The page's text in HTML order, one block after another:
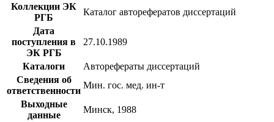
Коллекции ЭК
РГБ
Каталог авторефератов диссертаций
Дата
поступления в
ЭК РГБ
27.10.1989
Каталоги
Авторефераты диссертаций
Сведения об
ответственности
Мин. гос. мед. ин-т
Выходные
данные
Минск, 1988